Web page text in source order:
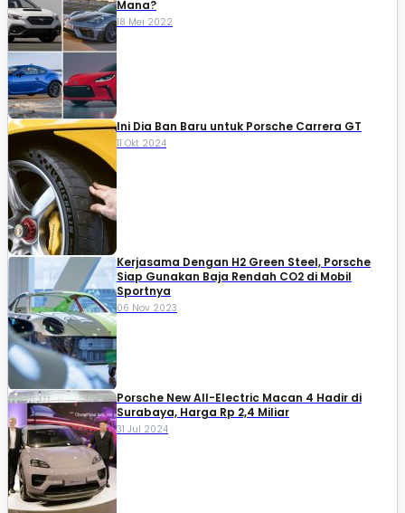
Mana?
18 Mei 2022
Ini Dia Ban Baru untuk Porsche Carrera GT
11 Okt 2024
Kerjasama Dengan H2 Green Steel, Porsche
Siap Gunakan Baja Rendah CO2 di Mobil
Sportnya
06 Nov 2023
Porsche New All-Electric Macan 4 Hadir di
Surabaya, Harga Rp 2,4 Miliar
31 Jul 2024